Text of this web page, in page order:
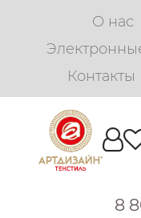
О нас
Контакты
8